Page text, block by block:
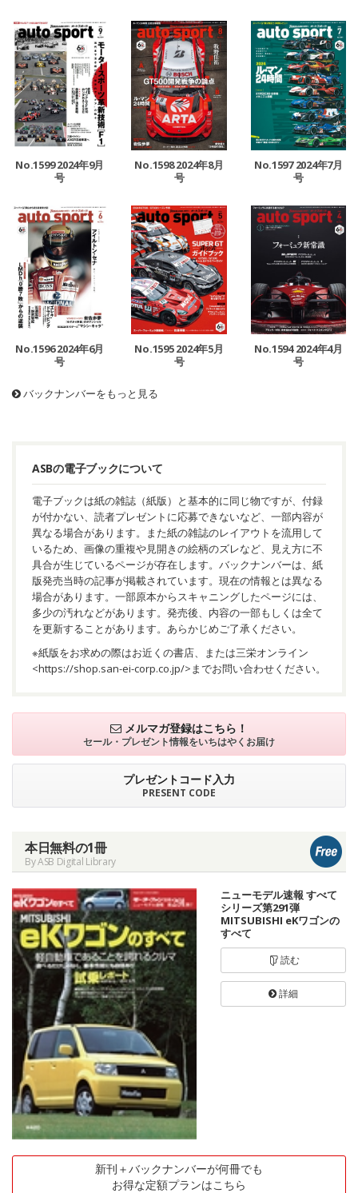
No.1599 2024年9月
号
No.1598 2024年8月
号
No.1597 2024年7月
号
No.1596 2024年6月
号
No.1595 2024年5月
号
No.1594 2024年4月
号
バックナンバーをもっと見る
ASBの電子ブックについて
電子ブックは紙の雑誌（紙版）と基本的に同じ物ですが、付録
が付かない、読者プレゼントに応募できないなど、一部内容が
異なる場合があります。また紙の雑誌のレイアウトを流用して
いるため、画像の重複や見開きの絵柄のズレなど、見え方に不
具合が生じているページが存在します。バックナンバーは、紙
版発売当時の記事が掲載されています。現在の情報とは異なる
場合があります。一部原本からスキャニングしたページには、
多少の汚れなどがあります。発売後、内容の一部もしくは全て
を更新することがあります。あらかじめご了承ください。
※紙版をお求めの際はお近くの書店、または三栄オンライン
<https://shop.san-ei-corp.co.jp/>までお問い合わせください。
メルマガ登録はこちら！
セール・プレゼント情報をいちはやくお届け
プレゼントコード入力
PRESENT CODE
本日無料の1冊
By ASB Digital Library
ニューモデル速報 すべて
シリーズ第291弾
MITSUBISHI eKワゴンの
すべて
読む
詳細
新刊＋バックナンバーが何冊でも
お得な定額プランはこちら